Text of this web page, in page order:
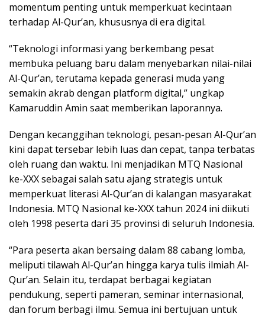
momentum penting untuk memperkuat kecintaan
terhadap Al-Qur’an, khususnya di era digital.
“Teknologi informasi yang berkembang pesat
membuka peluang baru dalam menyebarkan nilai-nilai
Al-Qur’an, terutama kepada generasi muda yang
semakin akrab dengan platform digital,” ungkap
Kamaruddin Amin saat memberikan laporannya.
Dengan kecanggihan teknologi, pesan-pesan Al-Qur’an
kini dapat tersebar lebih luas dan cepat, tanpa terbatas
oleh ruang dan waktu. Ini menjadikan MTQ Nasional
ke-XXX sebagai salah satu ajang strategis untuk
memperkuat literasi Al-Qur’an di kalangan masyarakat
Indonesia. MTQ Nasional ke-XXX tahun 2024 ini diikuti
oleh 1998 peserta dari 35 provinsi di seluruh Indonesia.
“Para peserta akan bersaing dalam 88 cabang lomba,
meliputi tilawah Al-Qur’an hingga karya tulis ilmiah Al-
Qur’an. Selain itu, terdapat berbagai kegiatan
pendukung, seperti pameran, seminar internasional,
dan forum berbagi ilmu. Semua ini bertujuan untuk